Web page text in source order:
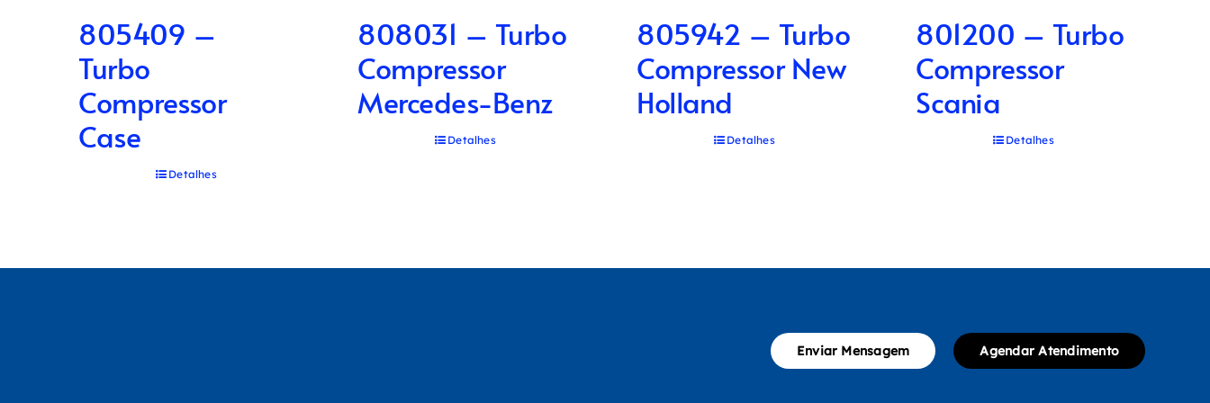
805409 –
Turbo
Compressor
Case
Detalhes
808031 – Turbo
Compressor
Mercedes-Benz
Detalhes
805942 – Turbo
Compressor New
Holland
Detalhes
801200 – Turbo
Compressor
Scania
Detalhes
Enviar Mensagem Agendar Atendimento